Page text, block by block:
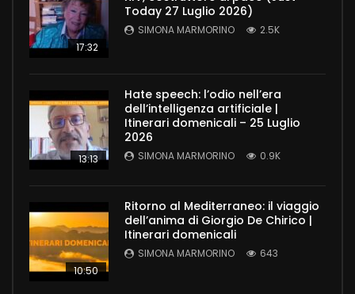
17:32
Today 27 Luglio 2026)
SIMONA MARMORINO 2.5K
13:13
Hate speech: l’odio nell’era
dell’intelligenza artificiale |
Itinerari domenicali – 25 Luglio
2026
SIMONA MARMORINO 0.9K
10:50
Ritorno al Mediterraneo: il viaggio
dell’anima di Giorgio De Chirico |
Itinerari domenicali
SIMONA MARMORINO 643